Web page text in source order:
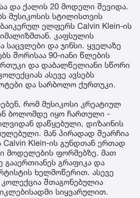
და ქალის 20 მოდელი შევიდა.
მუსიკოსის სტილისთვის
ელფერს Calvin Klein-ის
კაფსულის
საცვლები და ჯინსი. ყველაზე
შორისაა 90-იანი წლების
და დაბალწელიანი სწორი
ასევე ავსებს
და სარბოლო ქურთუკი.
რომ მუსიკოსი კრეატიულ
ბოლომდე იყო ჩართული -
დაწყებული, დიზაინის
მან პირადად შეარჩია
Calvin Klein-ის გუნდთან ერთად
მოდელების ფორმებზე. მათ
გააერთიანეს გრაფიკა და
ხელმოწერით. ასევე
შთაგონებულია
სიყვარულით.